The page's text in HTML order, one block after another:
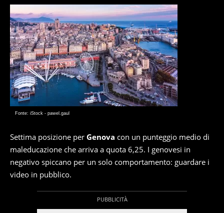
Fonte: iStock - pawel.gaul
Settima posizione per Genova con un punteggio medio di
maleducazione che arriva a quota 6,25. I genovesi in
negativo spiccano per un solo comportamento: guardare i
video in pubblico.